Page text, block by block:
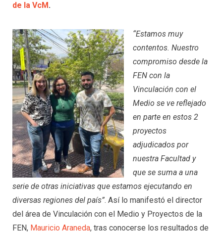
de la VcM.
“Estamos muy
contentos. Nuestro
compromiso desde la
FEN con la
Vinculación con el
Medio se ve reflejado
en parte en estos 2
proyectos
adjudicados por
nuestra Facultad y
que se suma a una
serie de otras iniciativas que estamos ejecutando en
diversas regiones del país”. Así lo manifestó el director
del área de Vinculación con el Medio y Proyectos de la
FEN, Mauricio Araneda, tras conocerse los resultados de